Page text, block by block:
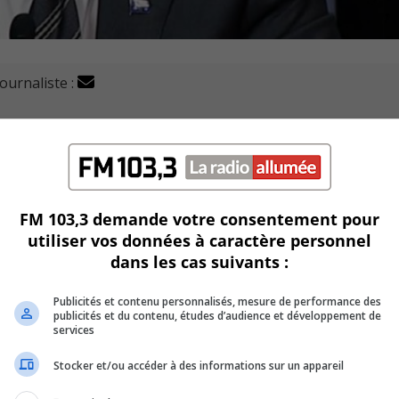
:
transférer du personnel du réseau de la santé
la majorité des cas se retrouvent au sein de ces
ses scénarios concernant la courbe de la propagation de
les rassemblements physiques pour Pâque.
FM 103,3 demande votre consentement pour
utiliser vos données à caractère personnel
dans les cas suivants :
Publicités et contenu personnalisés, mesure de performance des
publicités et du contenu, études d’audience et développement de
services
Stocker et/ou accéder à des informations sur un appareil